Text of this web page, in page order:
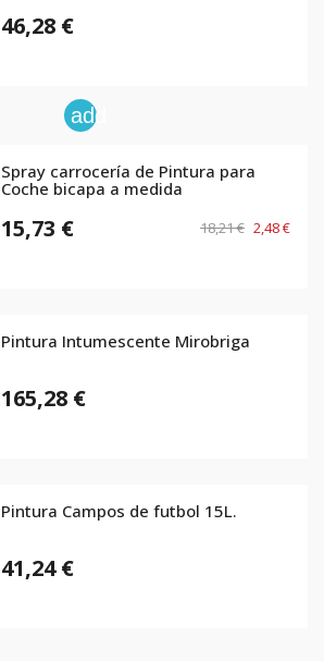
46,28 €
add
Spray carrocería de Pintura para
Coche bicapa a medida
15,73 € 18,21 € 2,48 €
Pintura Intumescente Mirobriga
165,28 €
Pintura Campos de futbol 15L.
41,24 €